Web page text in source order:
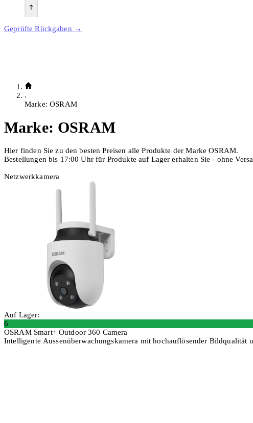
Geprüfte Rückgaben →
Marke: OSRAM
Marke: OSRAM
Hier finden Sie zu den besten Preisen alle Produkte der Marke OSRAM.
Bestellungen bis 17:00 Uhr für Produkte auf Lager erhalten Sie - ohne
Netzwerkkamera
Auf Lager:
6
OSRAM Smart+ Outdoor 360 Camera
Intelligente Aussenüberwachungskamera mit hochauflösender Bildqualität